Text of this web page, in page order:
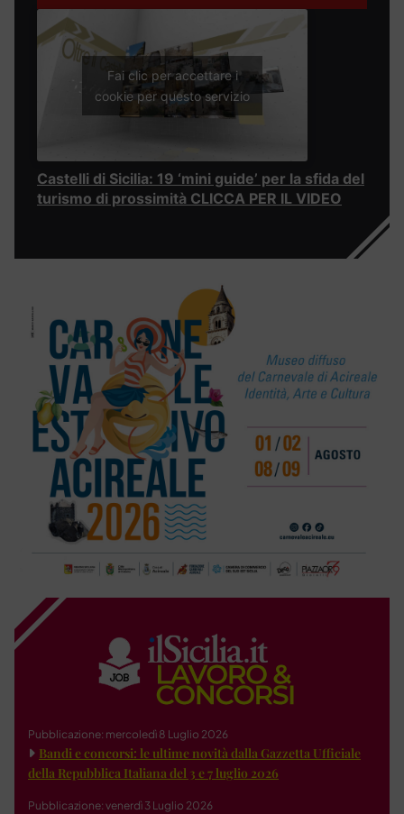
Fai clic per accettare i
cookie per questo servizio
Castelli di Sicilia: 19 ‘mini guide’ per la sfida del
turismo di prossimità CLICCA PER IL VIDEO
Pubblicazione: mercoledì 8 Luglio 2026
Bandi e concorsi: le ultime novità dalla Gazzetta Ufficiale
della Repubblica Italiana del 3 e 7 luglio 2026
Pubblicazione: venerdì 3 Luglio 2026